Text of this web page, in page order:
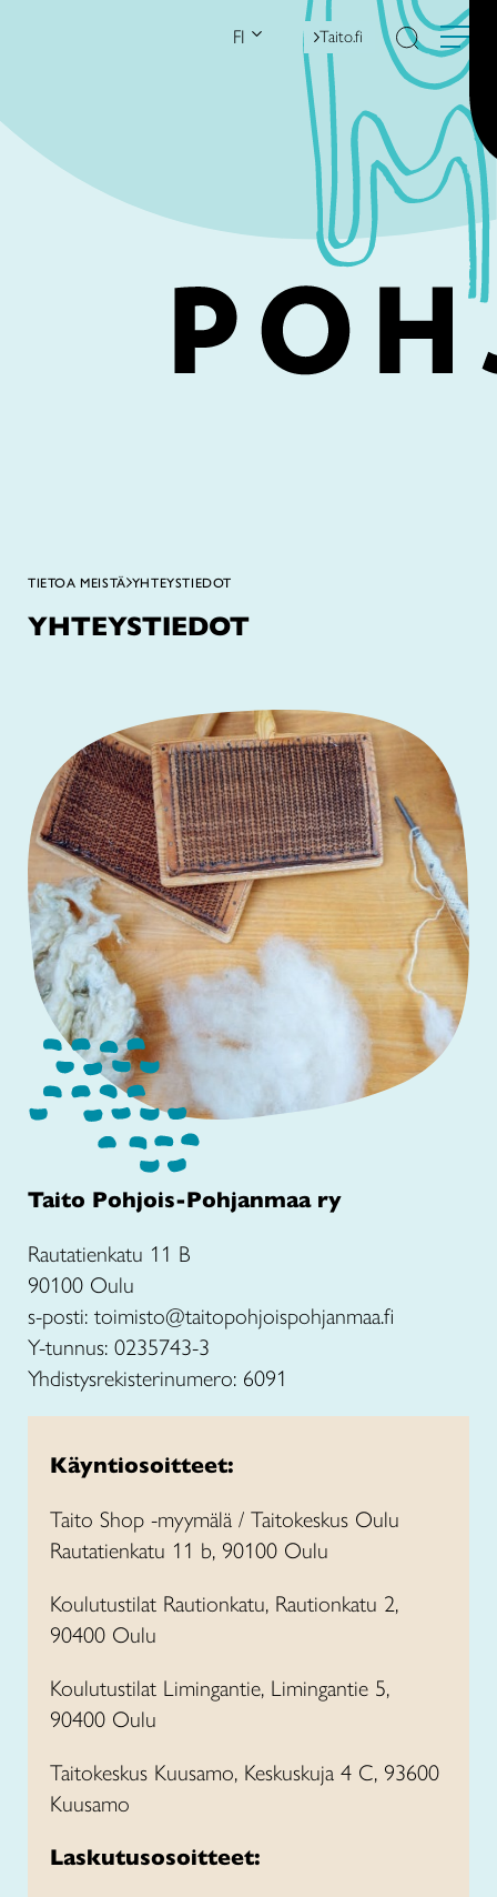
FI Taito.fi
TIETOA MEISTÄ YHTEYSTIEDOT
YHTEYSTIEDOT
Taito Pohjois-Pohjanmaa ry
Rautatienkatu 11 B
90100 Oulu
s-posti: toimisto@taitopohjoispohjanmaa.fi
Y-tunnus: 0235743-3
Yhdistysrekisterinumero: 6091
Käyntiosoitteet:
Taito Shop -myymälä / Taitokeskus Oulu
Rautatienkatu 11 b, 90100 Oulu
Koulutustilat Rautionkatu, Rautionkatu 2,
90400 Oulu
Koulutustilat Limingantie, Limingantie 5,
90400 Oulu
Taitokeskus Kuusamo, Keskuskuja 4 C, 93600
Kuusamo
Laskutusosoitteet: